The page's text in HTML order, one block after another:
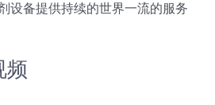
设备提供持续的世界一流的服务
频